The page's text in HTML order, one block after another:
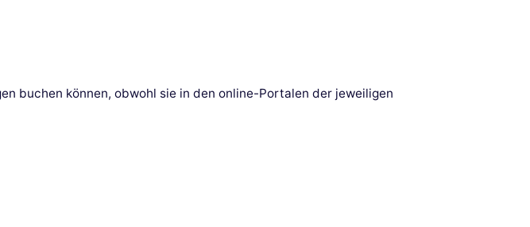
buchen können, obwohl sie in den online-Portalen der jeweiligen